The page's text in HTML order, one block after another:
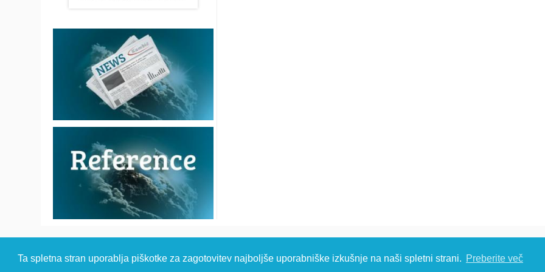
Ta spletna stran uporablja piškotke za zagotovitev najboljše uporabniške izkušnje na naši spletni strani. Preberite več
HEADQUARTERS: T: +386 (0)7 35 65 220, F: +386 (0)7 35 65 232, E:
info@kambic.com-Zasebnost in